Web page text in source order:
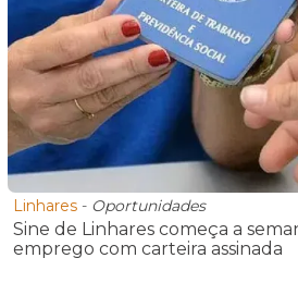
Linhares - Oportunidades
Sine de Linhares começa a
emprego com carteira assinada